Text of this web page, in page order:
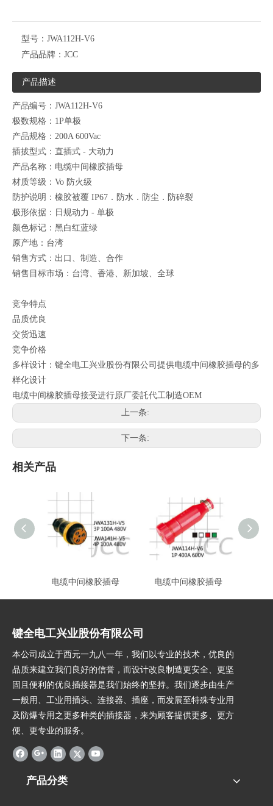
型号： JWA112H-V6
产品品牌： JCC
产品描述
产品编号：JWA112H-V6
极数规格：1P单极
产品规格：200A 600Vac
插拔型式：直插式 - 大动力
产品名称：电缆中间橡胶插母
材质等级：Vo 防火级
防护说明：橡胶被覆 IP67．防水．防尘．防碎裂
极形依据：日规动力 - 单极
颜色标记：黑白红蓝绿
原产地：台湾
销售方式：出口、制造、合作
销售目标市场：台湾、香港、新加坡、全球
竞争特点
品质优良
交货迅速
竞争价格
多样设计：键全电工兴业股份有限公司提供电缆中间橡胶插母的多
样化设计
电缆中间橡胶插母接受进行原厂委託代工制造OEM
上一条:
下一条:
相关产品
电缆中间橡胶插母 电缆中间橡胶插母
键全电工兴业股份有限公司
本公司成立于西元一九八一年，我们以专业的技术，优良的
品质来建立我们良好的信誉，而设计改良制造更安全、更坚
固且便利的优良插接器是我们始终的坚持。我们逐步由生产
一般用、工业用插头、连接器、插座，而发展至特殊专业用
及防爆专用之更多种类的插接器，来为顾客提供更多、更方
便、更专业的服务。
产品分类